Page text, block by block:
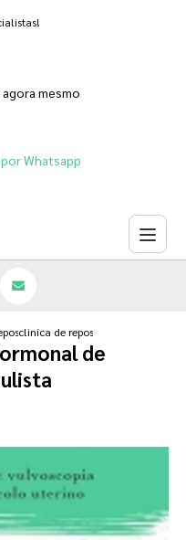
mesmo
Whatsapp
hormonal para menopausa
clinica de reposicao hormonal
de